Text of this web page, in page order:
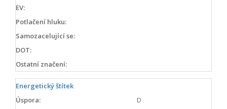
EV:
Potlačení hluku:
Samozacelující se:
DOT:
Ostatní značení:
Energetický štítek
Úspora:
D